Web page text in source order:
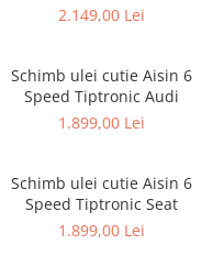
2.149,00 Lei
Schimb ulei cutie Aisin 6
Speed Tiptronic Audi
1.899,00 Lei
Schimb ulei cutie Aisin 6
Speed Tiptronic Seat
1.899,00 Lei